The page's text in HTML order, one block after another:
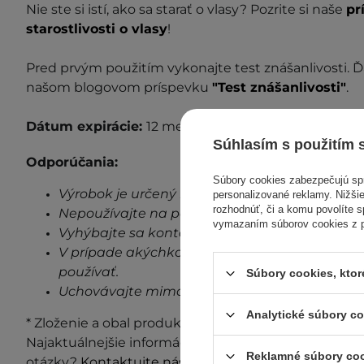
Nie ste si istí, ako sa starať o vlasy? Pozrite si naše
starostlivosti o vlasy!
Pred prvým použitím vykonajte test znášanlivosti.
našom blogovom príspevku "Test znášanlivosti".
Dátum expirácie: 12 mesiacov po otvorení.
Odporúčania:
Výrobok je určený len na vonkajšie použitie.
Nepoužívajte na poškodenú pokožku.
Vyhýbajte sa kontaktu s očami.
V prípade akýchkoľvek známok
používať.
Uchovávajte mimo dosahu detí.
* Zloženie a obal produktu môžu byť aktualizované
Najaktuálnejšie informácie vždy nájdete na obale
Súhlasím s použitím
Súbory cookies zabezpečujú
personalizované reklamy.
rozhodnúť, či a komu povolíte
vymazaním súborov cookies z
Súbory cookies,
Analytické súbory
Reklamné súbory